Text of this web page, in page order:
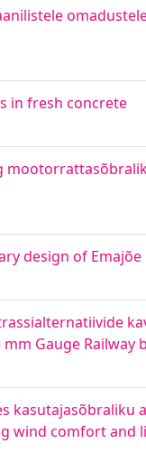
in fresh concrete
design of
Gauge Railway
kasutajasõbraliku
wind comfort and